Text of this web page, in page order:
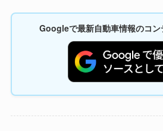
Googleで最新自動車情報のコ